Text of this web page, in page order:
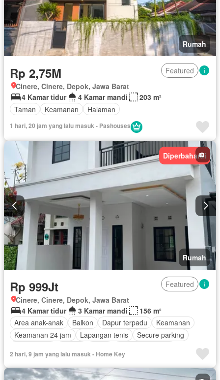
Rumah
Rp 2,75M
Featured
Cinere, Cinere, Depok, Jawa Barat
4 Kamar tidur
4 Kamar mandi
203 m²
Taman
Keamanan Halaman
1 hari, 20 jam yang lalu masuk - Pashouses
Diperbaharui
Rumah
Rp 999Jt
Featured
Cinere, Cinere, Depok, Jawa Barat
4 Kamar tidur
3 Kamar mandi
156 m²
Area anak-anak
Balkon Dapur terpadu
Keamanan
Keamanan 24 jam
Lapangan tenis
Secure parking
2 hari, 9 jam yang lalu masuk - Home Key